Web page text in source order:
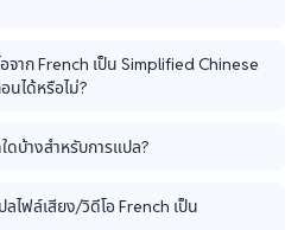
จาก French เป็น Simplified Chinese
นได้หรือไม่?
ดบ้างสำหรับการแปล?
ลไฟล์เสียง/วิดีโอ French เป็น